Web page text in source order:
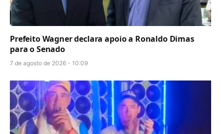
Prefeito Wagner declara apoio a Ronaldo Dimas
para o Senado
7 de agosto de 2026 - 10:09